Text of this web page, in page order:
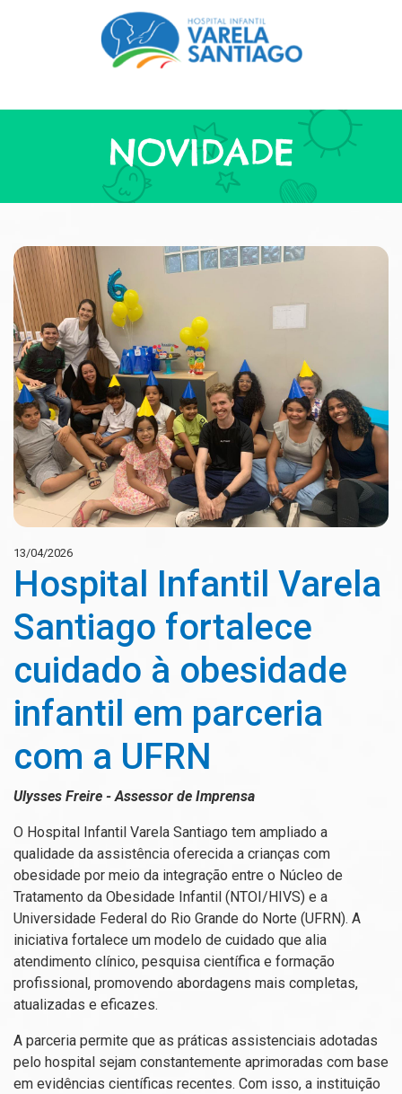
NOVIDADE
13/04/2026
Hospital Infantil Varela
Santiago fortalece
cuidado à obesidade
infantil em parceria
com a UFRN
Ulysses Freire - Assessor de Imprensa
O Hospital Infantil Varela Santiago tem ampliado a
qualidade da assistência oferecida a crianças com
obesidade por meio da integração entre o Núcleo de
Tratamento da Obesidade Infantil (NTOI/HIVS) e a
Universidade Federal do Rio Grande do Norte (UFRN). A
iniciativa fortalece um modelo de cuidado que alia
atendimento clínico, pesquisa científica e formação
profissional, promovendo abordagens mais completas,
atualizadas e eficazes.
A parceria permite que as práticas assistenciais adotadas
pelo hospital sejam constantemente aprimoradas com base
em evidências científicas recentes. Com isso, a instituição